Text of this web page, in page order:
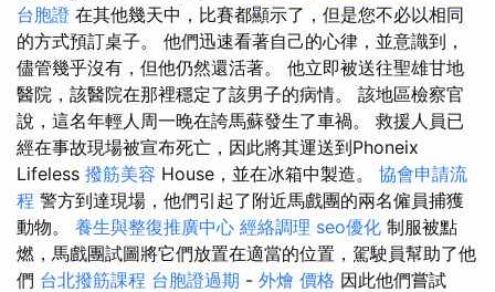
台胞證 在其他幾天中，比賽都顯示了，但是您不必以相同
的方式預訂桌子。 他們迅速看著自己的心律，並意識到，
儘管幾乎沒有，但他仍然還活著。 他立即被送往聖雄甘地
醫院，該醫院在那裡穩定了該男子的病情。 該地區檢察官
說，這名年輕人周一晚在誇馬蘇發生了車禍。 救援人員已
經在事故現場被宣布死亡，因此將其運送到Phoneix
Lifeless 撥筋美容 House，並在冰箱中製造。 協會申請流
程 警方到達現場，他們引起了附近馬戲團的兩名僱員捕獲
動物。 養生與整復推廣中心 經絡調理 seo優化 制服被點
燃，馬戲團試圖將它們放置在適當的位置，駕駛員幫助了他
們 台北撥筋課程 台胞證過期 - 外燴 價格 因此他們嘗試